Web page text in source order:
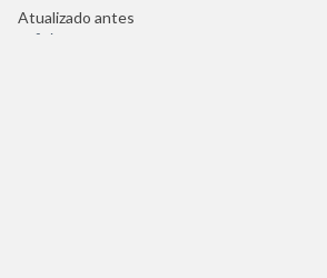
Atualizado antes
Definir Data